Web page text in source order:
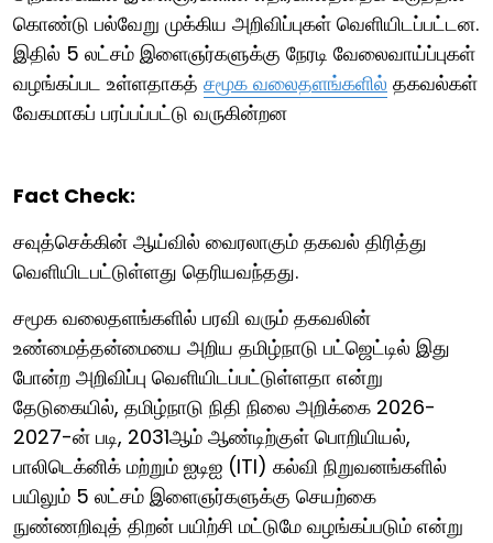
கொண்டு பல்வேறு முக்கிய அறிவிப்புகள் வெளியிடப்பட்டன.
இதில் 5 லட்சம் இளைஞர்களுக்கு நேரடி வேலைவாய்ப்புகள்
வழங்கப்பட உள்ளதாகத் சமூக வலைதளங்களில் தகவல்கள்
வேகமாகப் பரப்பப்பட்டு வருகின்றன
Fact Check:
சவுத்செக்கின் ஆய்வில் வைரலாகும் தகவல் திரித்து
வெளியிடபட்டுள்ளது தெரியவந்தது.
சமூக வலைதளங்களில் பரவி வரும் தகவலின்
உண்மைத்தன்மையை அறிய தமிழ்நாடு பட்ஜெட்டில் இது
போன்ற அறிவிப்பு வெளியிடப்பட்டுள்ளதா என்று
தேடுகையில், தமிழ்நாடு நிதி நிலை அறிக்கை 2026-
2027-ன் படி, 2031ஆம் ஆண்டிற்குள் பொறியியல்,
பாலிடெக்னிக் மற்றும் ஐடிஐ (ITI) கல்வி நிறுவனங்களில்
பயிலும் 5 லட்சம் இளைஞர்களுக்கு செயற்கை
நுண்ணறிவுத் திறன் பயிற்சி மட்டுமே வழங்கப்படும் என்று